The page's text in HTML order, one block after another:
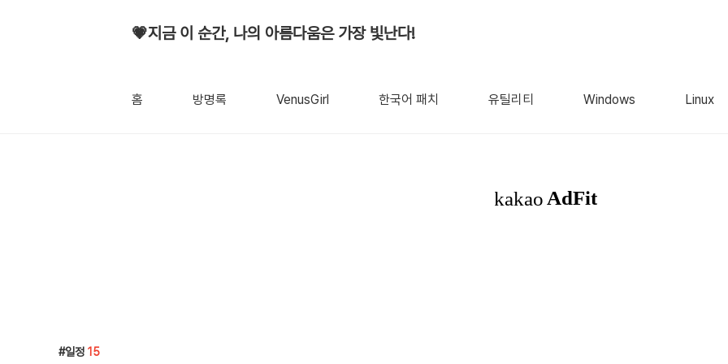
💗지금 이 순간, 나의 아름다움은 가장 빛난다!
홈 방명록 VenusGirl 한국어 패치 유틸리티 Windows Linux
일정 15